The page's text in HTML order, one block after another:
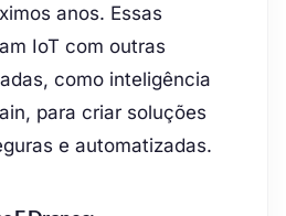
anos. Essas
IoT com outras
como inteligência
para criar soluções
e automatizadas.